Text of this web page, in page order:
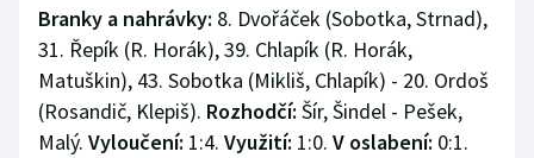
Branky a nahrávky: 8. Dvořáček (Sobotka, Strnad),
31. Řepík (R. Horák), 39. Chlapík (R. Horák,
Matuškin), 43. Sobotka (Mikliš, Chlapík) - 20. Ordoš
(Rosandič, Klepiš). Rozhodčí: Šír, Šindel - Pešek,
Malý. Vyloučení: 1:4. Využití: 1:0. V oslabení: 0:1.